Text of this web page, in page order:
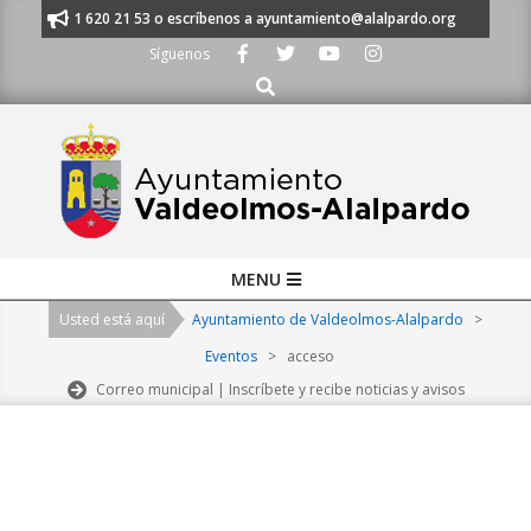
al 91 620 21 53 o escríbenos a ayuntamiento@alalpardo.org
Síguenos
Buscar
Navigation
MENU
Usted está aquí Ayuntamiento de Valdeolmos-Alalpardo
>
Eventos
> acceso
Correo municipal | Inscríbete y recibe noticias y avisos